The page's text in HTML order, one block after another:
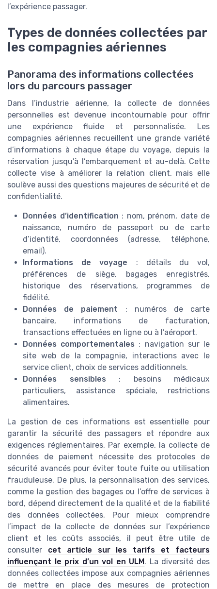
l’expérience passager.
Types de données collectées par
les compagnies aériennes
Panorama des informations collectées
lors du parcours passager
Dans l’industrie aérienne, la collecte de données
personnelles est devenue incontournable pour offrir
une expérience fluide et personnalisée. Les
compagnies aériennes recueillent une grande variété
d’informations à chaque étape du voyage, depuis la
réservation jusqu’à l’embarquement et au-delà. Cette
collecte vise à améliorer la relation client, mais elle
soulève aussi des questions majeures de sécurité et de
confidentialité.
Données d’identification : nom, prénom, date de
naissance, numéro de passeport ou de carte
d’identité, coordonnées (adresse, téléphone,
email).
Informations de voyage : détails du vol,
préférences de siège, bagages enregistrés,
historique des réservations, programmes de
fidélité.
Données de paiement : numéros de carte
bancaire, informations de facturation,
transactions effectuées en ligne ou à l’aéroport.
Données comportementales : navigation sur le
site web de la compagnie, interactions avec le
service client, choix de services additionnels.
Données sensibles : besoins médicaux
particuliers, assistance spéciale, restrictions
alimentaires.
La gestion de ces informations est essentielle pour
garantir la sécurité des passagers et répondre aux
exigences réglementaires. Par exemple, la collecte de
données de paiement nécessite des protocoles de
sécurité avancés pour éviter toute fuite ou utilisation
frauduleuse. De plus, la personnalisation des services,
comme la gestion des bagages ou l’offre de services à
bord, dépend directement de la qualité et de la fiabilité
des données collectées. Pour mieux comprendre
l’impact de la collecte de données sur l’expérience
client et les coûts associés, il peut être utile de
consulter cet article sur les tarifs et facteurs
influençant le prix d’un vol en ULM . La diversité des
données collectées impose aux compagnies aériennes
de mettre en place des mesures de protection